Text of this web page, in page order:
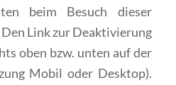
beim Besuch dieser
Link zur Deaktivierung
oben bzw. unten auf der
Mobil oder Desktop).